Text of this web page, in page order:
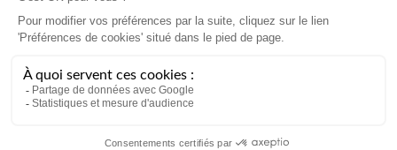
Conditions générales
Mentions légales